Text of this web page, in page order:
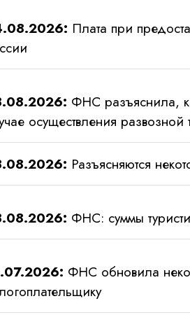
Плата при
ФНС разъяснила,
осуществления развозной
Разъясняются
ФНС: суммы
ФНС обновила